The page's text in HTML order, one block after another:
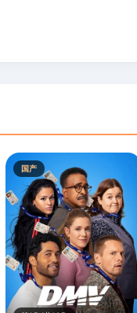
国产